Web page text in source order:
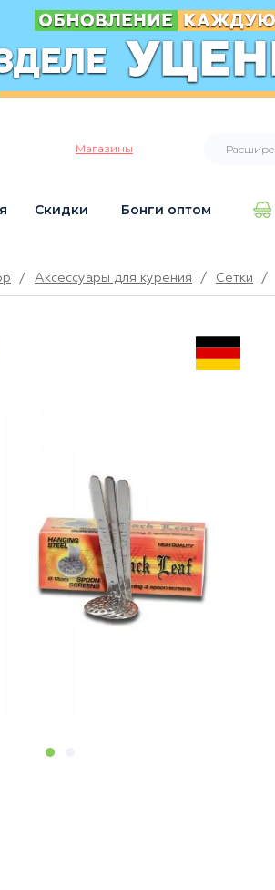
Магазины
Скидки Бонги оптом
/ Аксессуары для курения / Сетки /